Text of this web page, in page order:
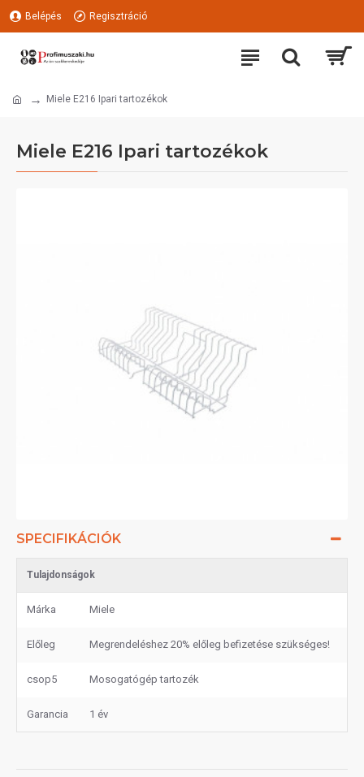
Belépés Regisztráció
Miele E216 Ipari tartozékok
Miele E216 Ipari tartozékok
SPECIFIKÁCIÓK
Tulajdonságok
Márka Miele
Előleg Megrendeléshez 20% előleg befizetése szükséges!
csop5 Mosogatógép tartozék
Garancia 1 év